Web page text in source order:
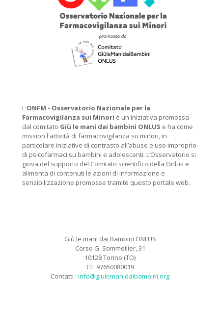
L'ONFM - Osservatorio Nazionale per la
Farmacovigilanza sui Minori è un iniziativa promossa
dal comitato Giù le mani dai bambini ONLUS e ha come
mission l'attività di farmacovigilanza su minori, in
particolare iniziative di contrasto all’abuso e uso improprio
di psicofarmaci su bambini e adolescenti. L’Osservatorio si
giova del supporto del Comitato scientifico della Onlus e
alimenta di contenuti le azioni di informazione e
sensibilizzazione promosse tramite questo portale web.
Giù le mani dai Bambini ONLUS
Corso G. Sommeilier, 31
10128 Torino (TO)
CF: 97650080019
Contatti : info@giulemanidaibambini.org